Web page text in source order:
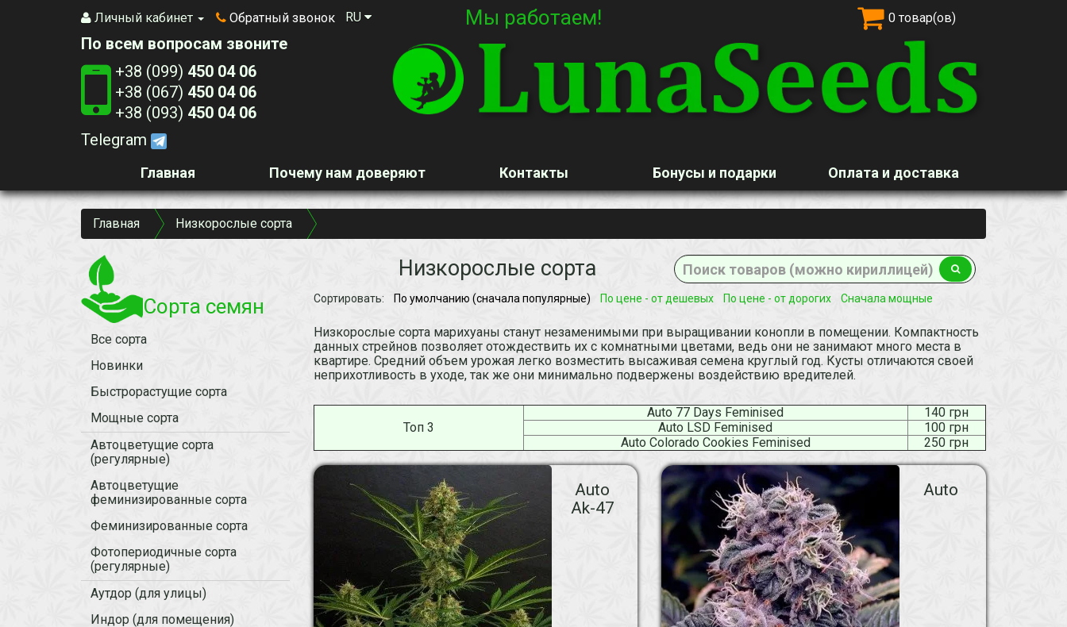
Личный кабинет Обратный звонок 0 товар(ов)
RU Мы работаем!
По всем вопросам звоните
+38 (099) 450 04 06
+38 (067) 450 04 06
+38 (093) 450 04 06
Telegram
Главная Почему нам доверяют Контакты Бонусы и подарки Оплата и доставка
Главная Низкорослые сорта
Сорта семян
Все сорта
Новинки
Быстрорастущие сорта
Мощные сорта
Автоцветущие сорта
(регулярные)
Автоцветущие
феминизированные сорта
Феминизированные сорта
Фотопериодичные сорта
(регулярные)
Аутдор (для улицы)
Индор (для помещения)
Низкорослые сорта
Сортировать: По умолчанию (сначала популярные) По цене - от дешевых По цене - от дорогих Сначала мощные
Низкорослые сорта марихуаны станут незаменимыми при выращивании конопли в помещении. Компактность
данных стрейнов позволяет отождествить их с комнатными цветами, ведь они не занимают много места в
квартире. Средний объем урожая легко возместить высаживая семена круглый год. Кусты отличаются своей
неприхотливость в уходе, так же они минимально подвержены воздействию вредителей.
Топ 3
Auto 77 Days Feminised
140 грн
Auto LSD Feminised
100 грн
Auto Colorado Cookies Feminised
250 грн
Auto
Ak-47
Auto